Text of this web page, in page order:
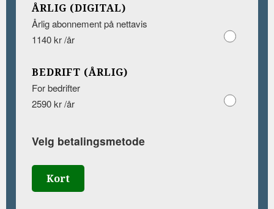
ÅRLIG (DIGITAL)
Årlig abonnement på nettavis
1140 kr /år
BEDRIFT (ÅRLIG)
For bedrifter
2590 kr /år
Velg betalingsmetode
Kort